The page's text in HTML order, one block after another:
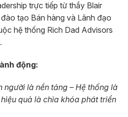
trực tiếp từ thầy Blair
tạo Bán hàng và Lãnh đạo
hệ thống Rich Dad Advisors
động:
người là nền tảng – Hệ thống là
quả là chìa khóa phát triển